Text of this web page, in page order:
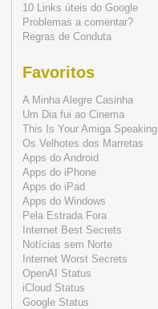
10 Links úteis do Google
Problemas a comentar?
Regras de Conduta
Favoritos
A Minha Alegre Casinha
Um Dia fui ao Cinema
This Is Your Amiga Speaking
Os Velhotes dos Marretas
Apps do Android
Apps do iPhone
Apps do iPad
Apps do Windows
Pela Estrada Fora
Internet Best Secrets
Notícias sem Norte
Internet Worst Secrets
OpenAI Status
iCloud Status
Google Status